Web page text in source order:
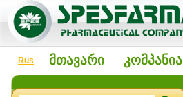
Rus მთავარი კომპანია